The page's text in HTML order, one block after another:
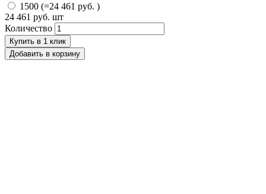
1500 (=24 461 руб. )
24 461 руб. шт
Количество
Купить в 1 клик
Добавить в корзину